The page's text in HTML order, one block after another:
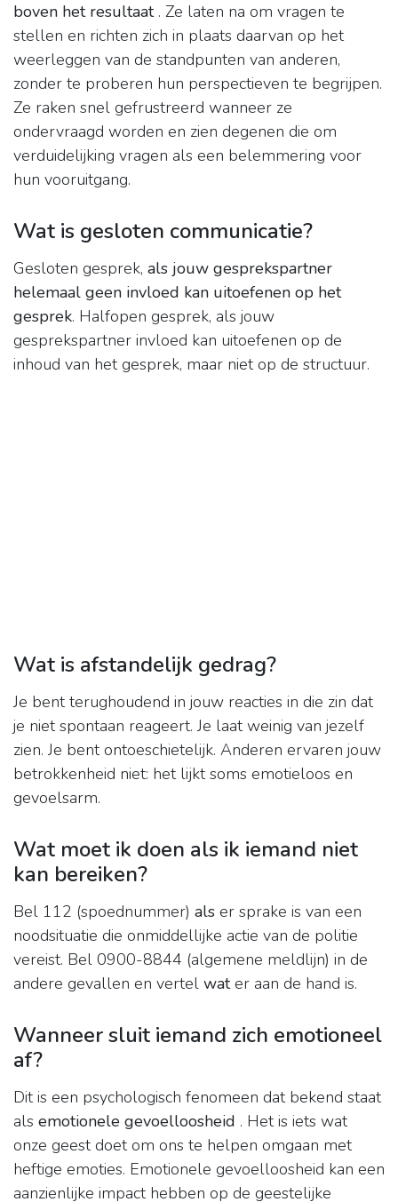
boven het resultaat. Ze laten na om vragen te
stellen en richten zich in plaats daarvan op het
weerleggen van de standpunten van anderen,
zonder te proberen hun perspectieven te begrijpen.
Ze raken snel gefrustreerd wanneer ze
ondervraagd worden en zien degenen die om
verduidelijking vragen als een belemmering voor
hun vooruitgang.
Wat is gesloten communicatie?
Gesloten gesprek, als jouw gesprekspartner
helemaal geen invloed kan uitoefenen op het
gesprek. Halfopen gesprek, als jouw
gesprekspartner invloed kan uitoefenen op de
inhoud van het gesprek, maar niet op de structuur.
Wat is afstandelijk gedrag?
Je bent terughoudend in jouw reacties in die zin dat
je niet spontaan reageert. Je laat weinig van jezelf
zien. Je bent ontoeschietelijk. Anderen ervaren jouw
betrokkenheid niet: het lijkt soms emotieloos en
gevoelsarm.
Wat moet ik doen als ik iemand niet
kan bereiken?
Bel 112 (spoednummer) als er sprake is van een
noodsituatie die onmiddellijke actie van de politie
vereist. Bel 0900-8844 (algemene meldlijn) in de
andere gevallen en vertel water aan de hand is.
Wanneer sluit iemand zich emotioneel
af?
Dit is een psychologisch fenomeen dat bekend staat
als emotionele gevoelloosheid . Het is iets wat
onze geest doet om ons te helpen omgaan met
heftige emoties. Emotionele gevoelloosheid kan een
aanzienlijke impact hebben op de geestelijke